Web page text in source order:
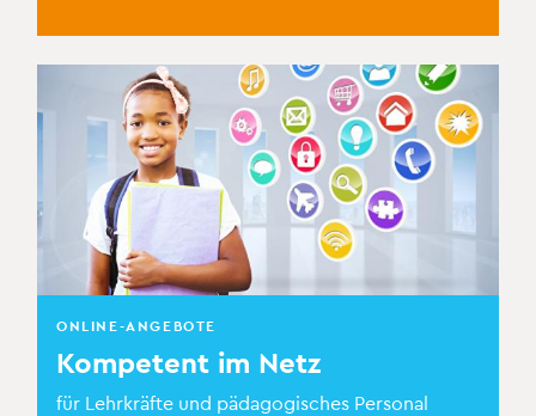
ONLINE-ANGEBOTE
Kompetent im Netz
für Lehrkräfte und pädagogisches Personal